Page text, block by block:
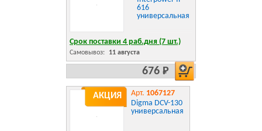
616
универсальная
Срок поставки 4 раб.дня (7 шт.)
Самовывоз: 11 августа
676 Р
АКЦИЯ Арт. 1067127
Digma DCV-130
универсальная